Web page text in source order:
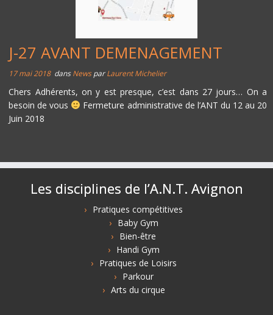
J-27 AVANT DEMENAGEMENT
17 mai 2018dansNewsparLaurent Michelier
Chers Adhérents, on y est presque, c’est dans 27 jours… On a
besoin de vous
Fermeture administrative de l’ANT du 12 au 20
Juin 2018
Les disciplines de l’A.N.T. Avignon
Pratiques compétitives
Baby Gym
Bien-être
Handi Gym
Pratiques de Loisirs
Parkour
Arts du cirque